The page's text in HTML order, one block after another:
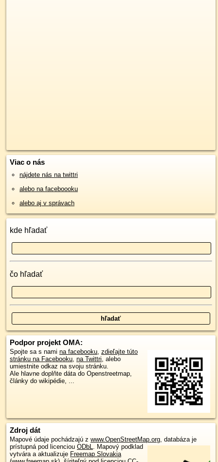
Viac o nás
nájdete nás na twittri
alebo na faceboooku
alebo aj v správach
kde hľadať
čo hľadať
Podpor projekt OMA:
Spojte sa s nami na facebooku, zdieľajte túto
stránku na Facebooku, na Twittri, alebo
umiestnite odkaz na svoju stránku.
Ale hlavne doplňte dáta do Openstreetmap,
články do wikipédie, ...
Zdroj dát
Mapové údaje pochádzajú z www.OpenStreetMap.org, databáza je
prístupná pod licenciou ODbL. Mapový podklad
vytvára a aktualizuje Freemap Slovakia